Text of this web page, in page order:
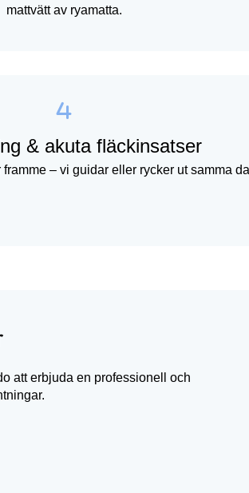
mattvätt av ryamatta.
& akuta fläckinsatser
– vi guidar eller rycker ut samma
att erbjuda en professionell och